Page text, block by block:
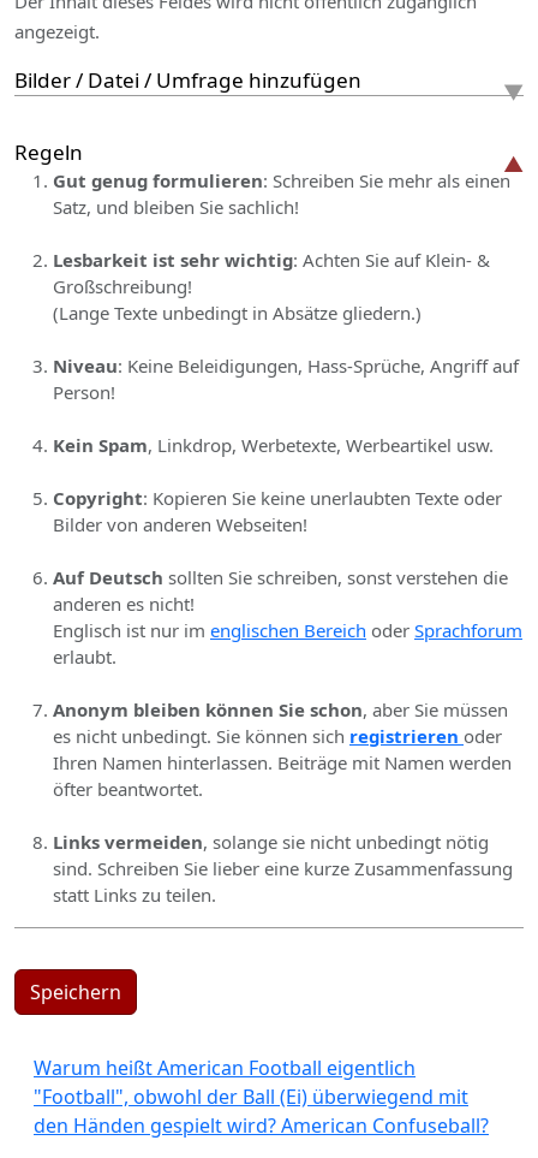
angezeigt.
Bilder / Datei / Umfrage hinzufügen
Regeln
Gut genug formulieren: Schreiben Sie mehr als einen
Satz, und bleiben Sie sachlich!
Lesbarkeit ist sehr wichtig: Achten Sie auf Klein- &
Großschreibung!
(Lange Texte unbedingt in Absätze gliedern.)
Niveau: Keine Beleidigungen, Hass-Sprüche, Angriff auf
Person!
Kein Spam, Linkdrop, Werbetexte, Werbeartikel usw.
Copyright: Kopieren Sie keine unerlaubten Texte oder
Bilder von anderen Webseiten!
Auf Deutsch sollten Sie schreiben, sonst verstehen die
anderen es nicht!
Englisch ist nur im englischen Bereich oder Sprachforum
erlaubt.
Anonym bleiben können Sie schon, aber Sie müssen
es nicht unbedingt. Sie können sich registrieren oder
Ihren Namen hinterlassen. Beiträge mit Namen werden
öfter beantwortet.
Links vermeiden, solange sie nicht unbedingt nötig
sind. Schreiben Sie lieber eine kurze Zusammenfassung
statt Links zu teilen.
Speichern
Warum heißt American Football eigentlich
"Football", obwohl der Ball (Ei) überwiegend mit
den Händen gespielt wird? American Confuseball?